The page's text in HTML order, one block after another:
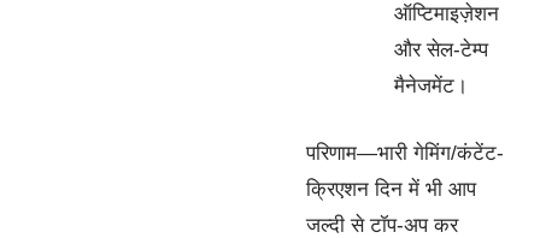
ऑप्टिमाइज़ेशन
और सेल-टेम्प
मैनेजमेंट।
परिणाम—भारी गेमिंग/कंटेंट-
क्रिएशन दिन में भी आप
जल्दी से टॉप-अप कर